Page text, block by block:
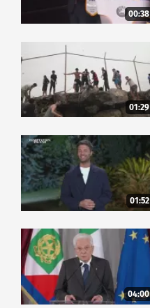
00:38
01:29
01:52
04:00